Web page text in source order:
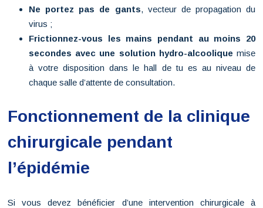
Ne portez pas de gants, vecteur de propagation du
virus ;
Frictionnez-vous les mains pendant au moins 20
secondes avec une solution hydro-alcoolique mise
à votre disposition dans le hall de tu es au niveau de
chaque salle d’attente de consultation.
Fonctionnement de la clinique
chirurgicale pendant
l’épidémie
Si vous devez bénéficier d’une intervention chirurgicale à